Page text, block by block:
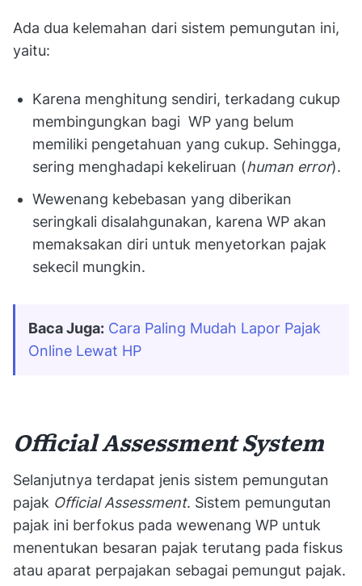
Ada dua kelemahan dari sistem pemungutan ini,
yaitu:
Karena menghitung sendiri, terkadang cukup
membingungkan bagi WP yang belum
memiliki pengetahuan yang cukup. Sehingga,
sering menghadapi kekeliruan (human error).
Wewenang kebebasan yang diberikan
seringkali disalahgunakan, karena WP akan
memaksakan diri untuk menyetorkan pajak
sekecil mungkin.
Baca Juga: Cara Paling Mudah Lapor Pajak
Online Lewat HP
Official Assessment System
Selanjutnya terdapat jenis sistem pemungutan
pajak Official Assessment. Sistem pemungutan
pajak ini berfokus pada wewenang WP untuk
menentukan besaran pajak terutang pada fiskus
atau aparat perpajakan sebagai pemungut pajak.